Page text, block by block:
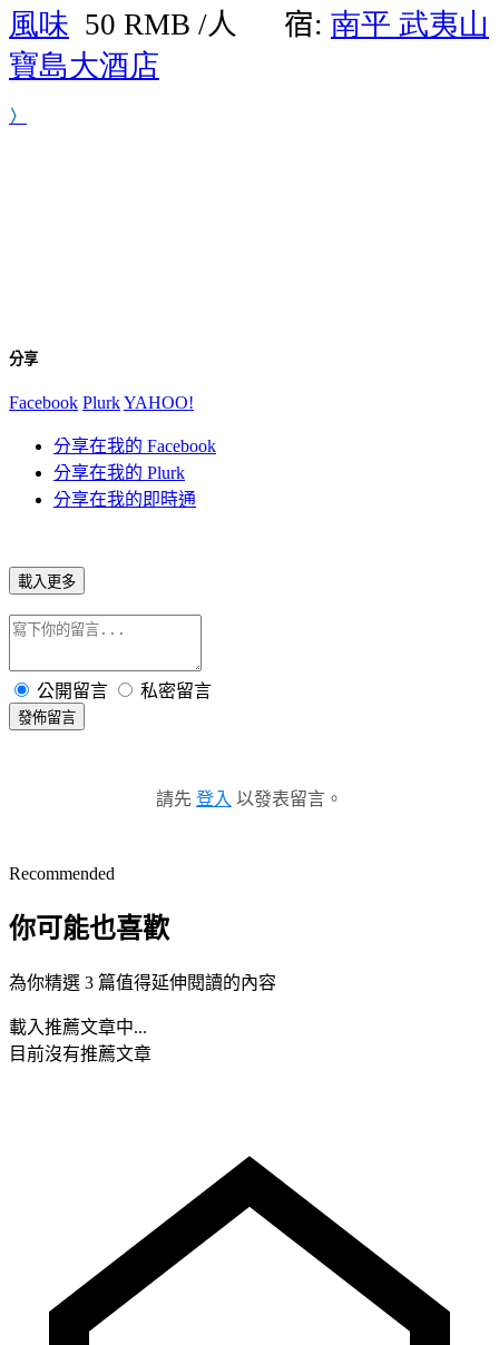
風味 50 RMB /人 宿: 南平 武夷山
寶島大酒店
〉
分享
Facebook PlurkYAHOO!
分享在我的 Facebook
分享在我的 Plurk
分享在我的即時通
載入更多
公開留言 私密留言
發佈留言
請先 登入 以發表留言。
Recommended
你可能也喜歡
為你精選 3 篇值得延伸閱讀的內容
載入推薦文章中...
目前沒有推薦文章